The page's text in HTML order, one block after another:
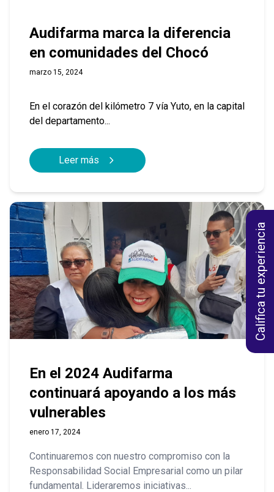
Audifarma marca la diferencia
en comunidades del Chocó
marzo 15, 2024
En el corazón del kilómetro 7 vía Yuto, en la capital
del departamento...
Leer más
En el 2024 Audifarma
continuará apoyando a los más
vulnerables
enero 17, 2024
Continuaremos con nuestro compromiso con la
Responsabilidad Social Empresarial como un pilar
fundamental. Lideraremos iniciativas...
Califica tu experiencia